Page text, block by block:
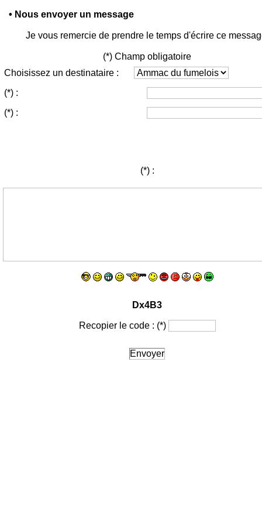
• Nous envoyer un message
Je vous remercie de prendre le temps d'écrire ce
(*) Champ obligatoire
Choisissez un destinataire :
(*) :
(*) :
(*):
Dx4B3
Recopier le code : (*)
Envoyer